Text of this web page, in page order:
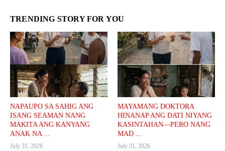
TRENDING STORY FOR YOU
NAPAUPO SA SAHIG ANG
ISANG SEAMAN NANG
MAKITA ANG KANYANG
ANAK NA ...
July 31, 2026
MAYAMANG DOKTORA
HINANAP ANG DATI NIYANG
KASINTAHAN—PERO NANG
MAD ...
July 31, 2026